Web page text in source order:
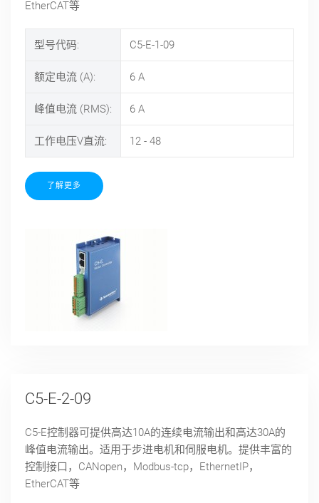
EtherCAT等
型号代码: C5-E-1-09
额定电流 (A): 6 A
峰值电流 (RMS): 6 A
工作电压V直流: 12 - 48
了解更多
C5-E-2-09
C5-E控制器可提供高达10A的连续电流输出和高达30A的
峰值电流输出。适用于步进电机和伺服电机。提供丰富的
控制接口，CANopen，Modbus-tcp，EthernetIP，
EtherCAT等